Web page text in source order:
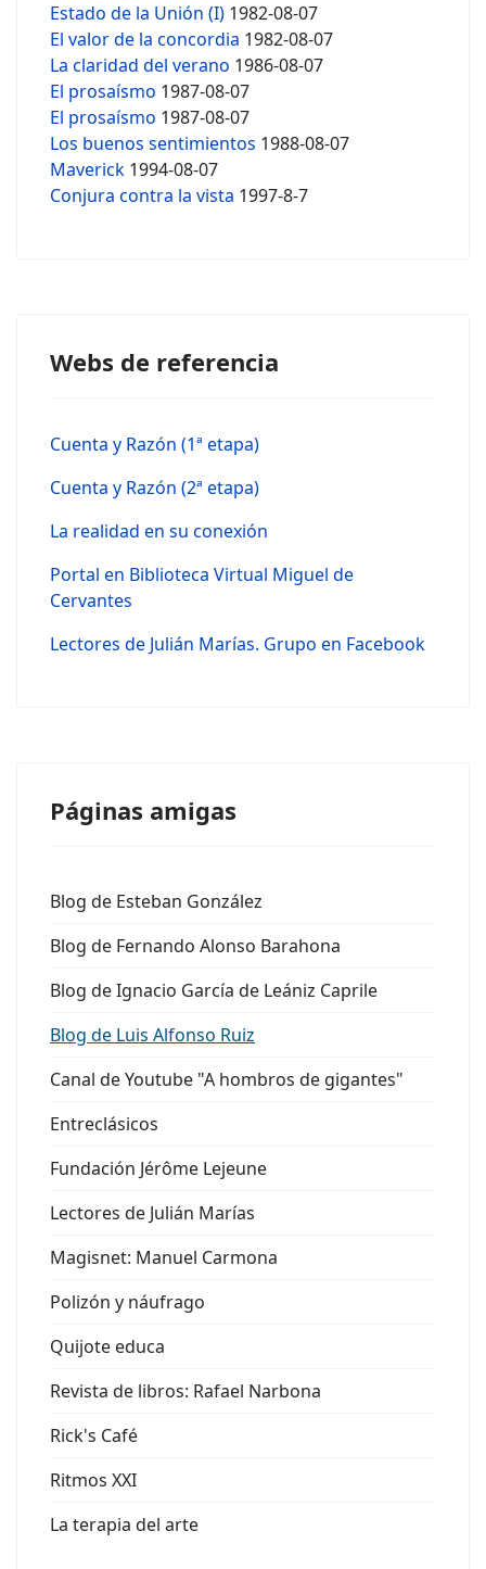
Estado de la Unión (I) 1982-08-07
El valor de la concordia 1982-08-07
La claridad del verano 1986-08-07
El prosaísmo 1987-08-07
El prosaísmo 1987-08-07
Los buenos sentimientos 1988-08-07
Maverick 1994-08-07
Conjura contra la vista 1997-8-7
Webs de referencia
Cuenta y Razón (1ª etapa)
Cuenta y Razón (2ª etapa)
La realidad en su conexión
Portal en Biblioteca Virtual Miguel de
Cervantes
Lectores de Julián Marías. Grupo en Facebook
Páginas amigas
Blog de Esteban González
Blog de Fernando Alonso Barahona
Blog de Ignacio García de Leániz Caprile
Blog de Luis Alfonso Ruiz
Canal de Youtube "A hombros de gigantes"
Entreclásicos
Fundación Jérôme Lejeune
Lectores de Julián Marías
Magisnet: Manuel Carmona
Polizón y náufrago
Quijote educa
Revista de libros: Rafael Narbona
Rick's Café
Ritmos XXI
La terapia del arte